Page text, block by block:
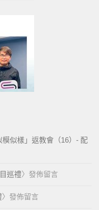
似樣」返教會（16）- 配
巡禮〉發佈留言
〉發佈留言